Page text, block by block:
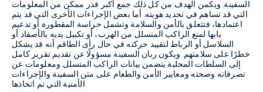
السفينة. ويكمن الهدف من كل ذلك جمع أكبر قدر ممكن من المعلومات
التي قد تساهم في تحديد هويته. أما بعض الإجراءات الأخرى التي قد يتم
اعتمادها، فتتعلق بالأمن والسلامة وتشمل حراسة المقطورة أو تدعيم
بابها لمنع الراكب المتسلل من الهرب، أو تكبيل يديه بالأصفاد أو
السلاسل أو الرباط لتقييد حركته في حال رأى الطاقم أنه قد يشكل
خطرًا على سلامتهم. ويكون ربان السفينة مسؤولًا عن تقديم تقرير كامل
إلى السلطات المحلية يتضمن بيانات الراكب المتسلل ومعلومات عن
تصرفاته وصحته ومعايير الأمن والطعام على متن السفينة والإجراءات
الأمنية التي تم اتخاذها.